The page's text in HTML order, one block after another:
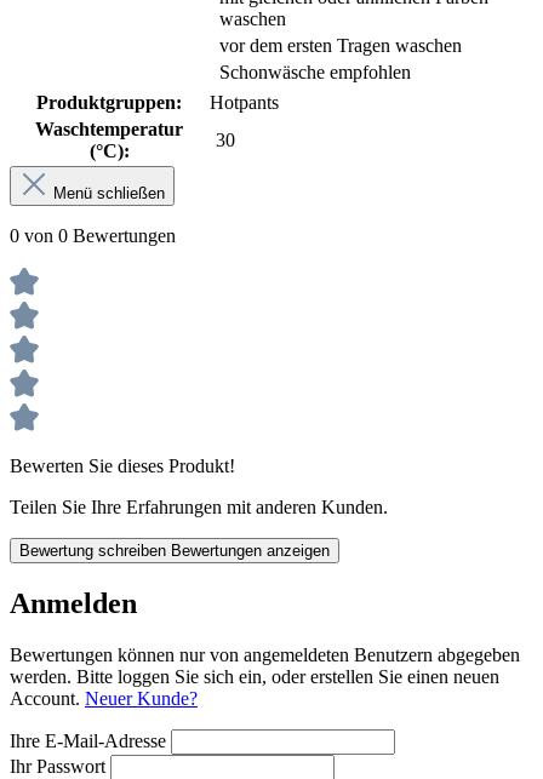
waschen
vor dem ersten Tragen waschen
Schonwäsche empfohlen
Produktgruppen:
Hotpants
Waschtemperatur
(°C):
30
Menü schließen
0 von 0 Bewertungen
Bewerten Sie dieses Produkt!
Teilen Sie Ihre Erfahrungen mit anderen Kunden.
Bewertung schreiben Bewertungen anzeigen
Anmelden
Bewertungen können nur von angemeldeten Benutzern abgegeben
werden. Bitte loggen Sie sich ein, oder erstellen Sie einen neuen
Account. Neuer Kunde?
Ihre E-Mail-Adresse
Ihr Passwort